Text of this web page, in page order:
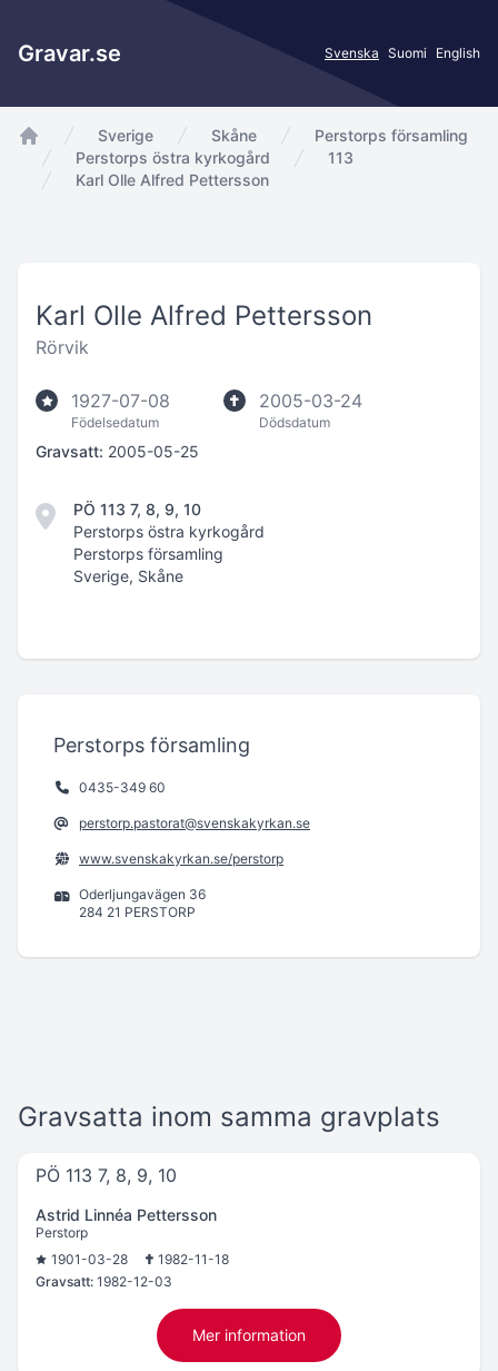
Gravar.se Svenska Suomi English
app.Start
Sverige Skåne
Perstorps församling
Perstorps östra kyrkogård
113
Karl Olle Alfred Pettersson
Karl Olle Alfred Pettersson
Rörvik
1927-07-08
Födelsedatum
2005-03-24
Dödsdatum
Gravsatt: 2005-05-25
PÖ 113 7, 8, 9, 10
Perstorps östra kyrkogård
Perstorps församling
Sverige, Skåne
Perstorps församling
0435-349 60
perstorp.pastorat@svenskakyrkan.se
www.svenskakyrkan.se/perstorp
Oderljungavägen 36
284 21 PERSTORP
Gravsatta inom samma gravplats
PÖ 113 7, 8, 9, 10
Astrid Linnéa Pettersson
Perstorp
1901-03-28
1982-11-18
Gravsatt: 1982-12-03
Mer information